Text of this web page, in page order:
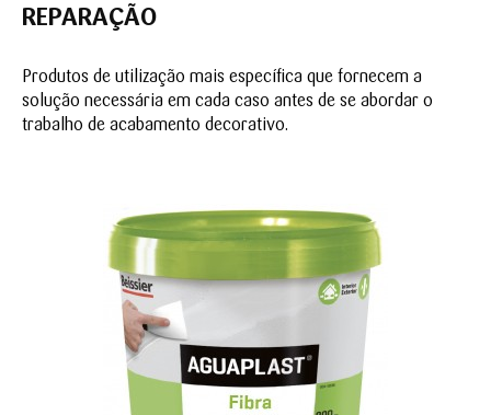
REPARAÇÃO
Produtos de utilização mais específica que fornecem a
solução necessária em cada caso antes de se abordar o
trabalho de acabamento decorativo.